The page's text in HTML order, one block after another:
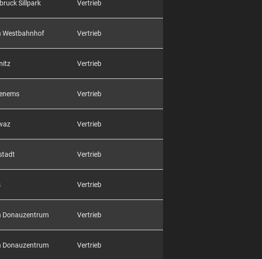
Sillpark Vertrieb
Westbahnhof Vertrieb
Vertrieb
Vertrieb
Vertrieb
Vertrieb
Vertrieb
Donauzentrum Vertrieb
Donauzentrum Vertrieb